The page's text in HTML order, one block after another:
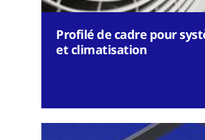
Profilé de cadre pour
et climatisation